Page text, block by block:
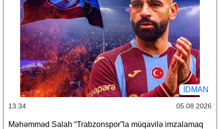
İDMAN
13:34 05.08.2026
Məhəmməd Salah “Trabzonspor”la müqavilə imzalamaq